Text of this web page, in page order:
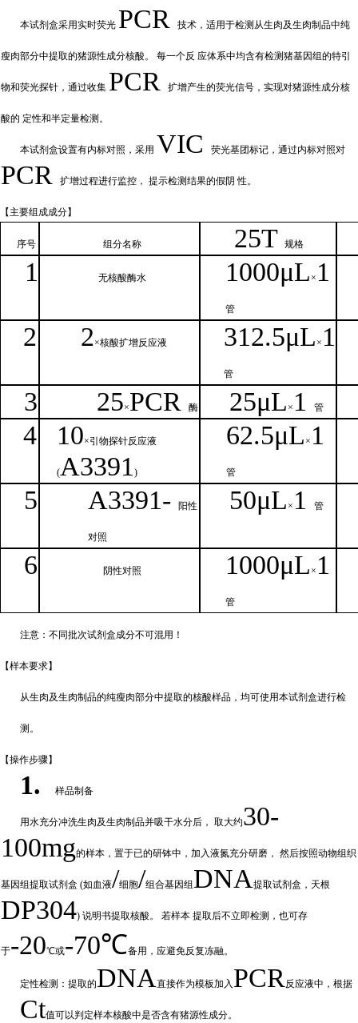
本试剂盒采用实时荧光 PCR 技术，适用于检测从生肉及生肉制品中纯
瘦肉部分中提取的猪源性成分核酸。 每一个反 应体系中均含有检测猪基因组的特引
物和荧光探针，通过收集 PCR 扩增产生的荧光信号，实现对猪源性成分核
酸的 定性和半定量检测。
本试剂盒设置有内标对照，采用 VIC 荧光基团标记，通过内标对照对
PCR 扩增过程进行监控， 提示检测结果的假阴 性。
【主要组 成成分】
序号 组分名称 25T 规格
1 无核酸酶水 1000μL × 1
管
2 2×核酸扩增反应液 312.5μL × 1
管
3 25×PCR 酶 25μL × 1 管
4 10×引物探针反应液
(A3391)
62.5μL × 1
管
5 A3391- 阳性
对照
50μL × 1管
6 阴性对照 1000μL × 1
管
注意：不同批次试剂盒成分不可混用！
【样本要求】
从生肉及生肉制品的纯瘦肉部分中提取的核酸样品，均可使用本试剂盒进行检
测。
【操作步骤】
1. 样品制备
用水充分冲洗生肉及生肉制品并吸干水分后， 取大约30-
100mg的样本，置于已的研钵中，加入液氮充分研磨， 然后按照动物组织
基因组提取试剂盒 (如血液/细胞/组合基因组 DNA提取试剂盒，天根
DP304) 说明书提取核酸。 若样本 提取后不立即检测，也可存
于-20℃或-70℃备用，应避免反复冻融。
定性检测：提取的DNA直接作为模板加入 PCR反应液中，根据
Ct值可以判定样本核酸中是否含有猪源性成分。